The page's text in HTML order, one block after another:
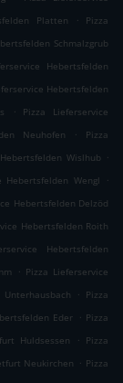
Platten .
Pizza
Schmalzgrub
Hebertsfelden
Hebertsfelden
.
Pizza Lieferservice
Neuhofen .
Pizza
Wislhub .
Hebertsfelden Wengl
.
Hebertsfelden Delzöd
Hebertsfelden Roith
Hebertsfelden
. Pizza Lieferservice
. Pizza
Eder . Pizza
Huldsessen . Pizza
Neukirchen . Pizza